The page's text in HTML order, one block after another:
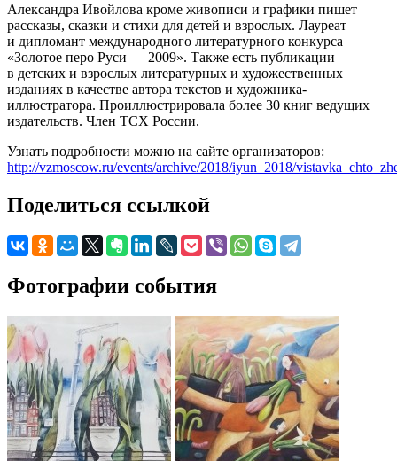
Александра Ивойлова кроме живописи и графики пишет
рассказы, сказки и стихи для детей и взрослых. Лауреат
и дипломант международного литературного конкурса
«Золотое перо Руси — 2009». Также есть публикации
в детских и взрослых литературных и художественных
изданиях в качестве автора текстов и художника-
иллюстратора. Проиллюстрировала более 30 книг ведущих
издательств. Член ТСХ России.
Узнать подробности можно на сайте организаторов:
http://vzmoscow.ru/events/archive/2018/iyun_2018/
Поделиться ссылкой
Фотографии события